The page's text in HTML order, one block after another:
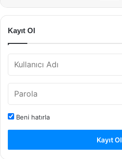
Kayıt Ol
Beni hatırla
Kayıt Ol